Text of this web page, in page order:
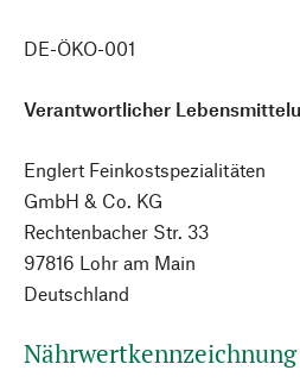
DE-ÖKO-001
Verantwortlicher
Englert Feinkostspezialitäten
GmbH & Co. KG
Rechtenbacher Str. 33
97816 Lohr am Main
Deutschland
Nährwertkennzeichnung